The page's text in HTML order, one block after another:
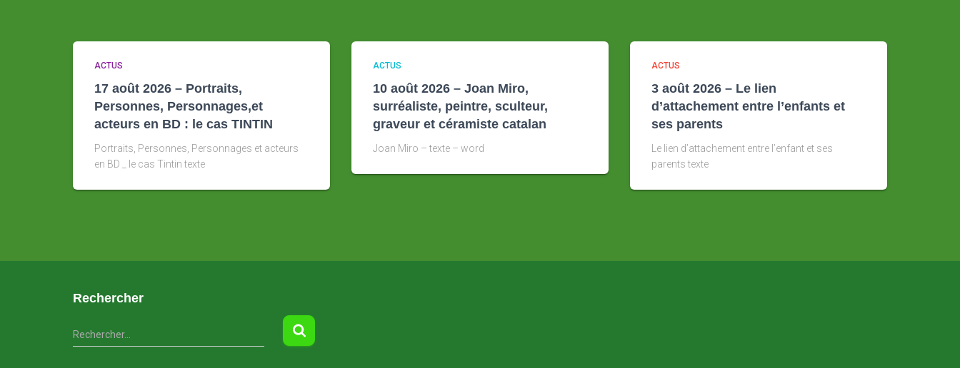
ACTUS
17 août 2026 – Portraits,
Personnes, Personnages,et
acteurs en BD : le cas TINTIN
Portraits, Personnes, Personnages et acteurs
en BD _ le cas Tintin texte
ACTUS
10 août 2026 – Joan Miro,
surréaliste, peintre, sculteur,
graveur et céramiste catalan
Joan Miro – texte – word
ACTUS
3 août 2026 – Le lien
d’attachement entre l’enfants et
ses parents
Le lien d’attachement entre l’enfant et ses
parents texte
Rechercher
R
e
Rechercher…